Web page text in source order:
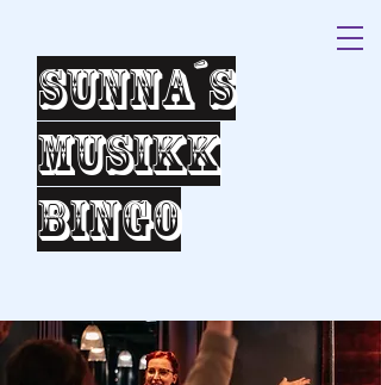
Sunna´s
Musikk
bingo